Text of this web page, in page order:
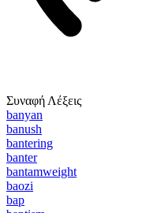
Συναφή Λέξεις
banyan
banush
bantering
banter
bantamweight
baozi
bap